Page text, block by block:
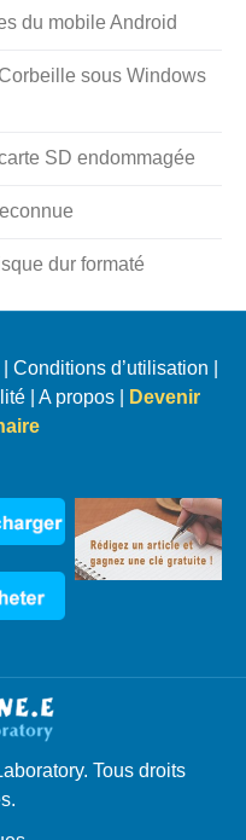
du mobile Android
sous Windows
SD endommagée
dur formaté
Conditions d’utilisation
| A propos|
Devenir
Tous droits